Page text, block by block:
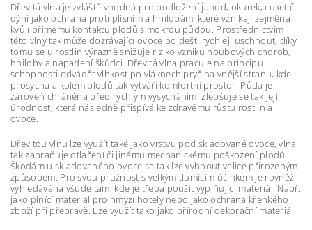
Dřevitá vlna je zvláště vhodná pro podložení jahod, okurek, cuket či
dýní jako ochrana proti plísním a hnilobám, které vznikají zejména
kvůli přímému kontaktu plodů s mokrou půdou. Prostřednictvím
této vlny tak může dozrávající ovoce po dešti rychleji uschnout, díky
tomu se u rostlin výrazně snižuje riziko vzniku houbových chorob,
hniloby a napadení škůdci. Dřevitá vlna pracuje na principu
schopnosti odvádět vlhkost po vláknech pryč na vnější stranu, kde
prosychá a kolem plodů tak vytváří komfortní prostor. Půda je
zároveň chráněna před rychlým vysycháním, zlepšuje se tak její
úrodnost, která následně přispívá ke zdravému růstu rostlin a
ovoce.
Dřevitou vlnu lze využít také jako vrstvu pod skladované ovoce, vlna
tak zabraňuje otlačení či jinému mechanickému poškození plodů.
Škodám u skladovaného ovoce se tak lze vyhnout velice přirozeným
způsobem. Pro svou pružnost s velkým tlumícím účinkem je rovněž
vyhledávána všude tam, kde je třeba použít vyplňující materiál. Např.
jako plnící materiál pro hmyzí hotely nebo jako ochrana křehkého
zboží při přepravě. Lze využít tako jako přírodní dekorační materiál.